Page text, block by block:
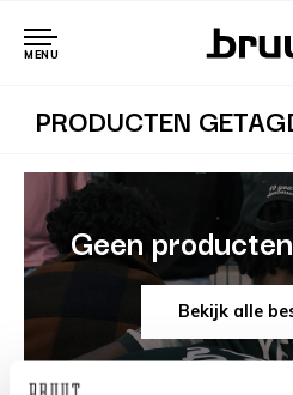
MENU
PRODUCTEN
Geen
Bekijk alle